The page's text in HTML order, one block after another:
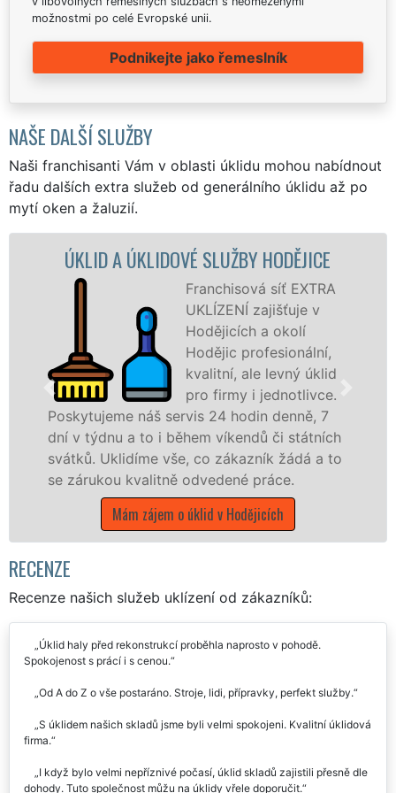
možnostmi po celé Evropské unii.
Podnikejte jako řemeslník
NAŠE DALŠÍ SLUŽBY
Naši franchisanti Vám v oblasti úklidu mohou nabídnout
řadu dalších extra služeb od generálního úklidu až po
mytí oken a žaluzií.
A ÚKLIDOVÉ SLUŽBY HODĚJICE
Franchisová síť EXTRA
UKLÍZENÍ zajišťuje v
Hodějicích a okolí
Hodějic profesionální,
kvalitní, ale levný úklid
pro firmy i jednotlivce.
náš servis 24 hodin denně, 7
týdnu a to i během víkendů či státních
Uklidíme vše, co zákazník žádá a to
kvalitně odvedené práce.
Mám zájem o úklid v Hodějicích
RECENZE
Recenze našich služeb uklízení od zákazníků:
Úklid haly před rekonstrukcí proběhla naprosto v pohodě.
Spokojenost s prácí i s cenou.
Od A do Z o vše postaráno. Stroje, lidi, přípravky, perfekt služby.
S úklidem našich skladů jsme byli velmi spokojeni. Kvalitní úklidová
firma.
I když bylo velmi nepříznivé počasí, úklid skladů zajistili přesně dle
dohody. Tuto společnost můžu na úklidy vřele doporučit.